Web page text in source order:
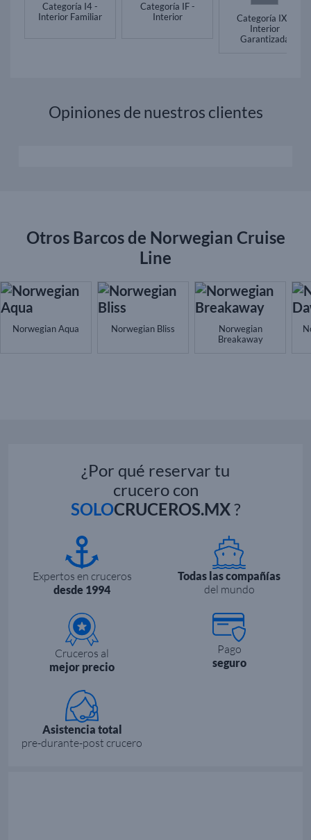
Categoría I4 -
Interior Familiar
Categoría IF -
Interior
Categoría IX -
Interior
Garantizada
Opiniones de nuestros clientes
Otros Barcos de Norwegian Cruise
Line
Norwegian Aqua Norwegian Bliss
Norwegian
Breakaway
¿Por qué reservar tu
crucero con
SOLOCRUCEROS.MX?
Expertos en cruceros
desde 1994
Todas las compañías
del mundo
Cruceros al
mejor precio
Pago
seguro
Asistencia total
pre-durante-post crucero